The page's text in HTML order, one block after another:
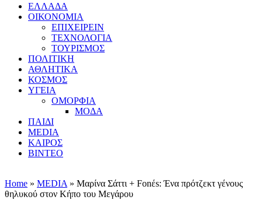
ΕΛΛΑΔΑ
ΟΙΚΟΝΟΜΙΑ
ΕΠΙΧΕΙΡΕΙΝ
ΤΕΧΝΟΛΟΓΙΑ
ΤΟΥΡΙΣΜΟΣ
ΠΟΛΙΤΙΚΗ
ΑΘΛΗΤΙΚΑ
ΚΟΣΜΟΣ
ΥΓΕΙΑ
ΟΜΟΡΦΙΑ
ΜΟΔΑ
ΠΑΙΔΙ
MEDIA
ΚΑΙΡΟΣ
ΒΙΝΤΕΟ
Home » MEDIA » Μαρίνα Σάττι + Fonέs: Ένα πρότζεκτ γένους
θηλυκού στον Κήπο του Μεγάρου